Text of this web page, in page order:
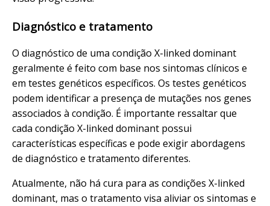
Diagnóstico e tratamento
O diagnóstico de uma condição X-linked dominant
geralmente é feito com base nos sintomas clínicos e
em testes genéticos específicos. Os testes genéticos
podem identificar a presença de mutações nos genes
associados à condição. É importante ressaltar que
cada condição X-linked dominant possui
características específicas e pode exigir abordagens
de diagnóstico e tratamento diferentes.
Atualmente, não há cura para as condições X-linked
dominant, mas o tratamento visa aliviar os sintomas e